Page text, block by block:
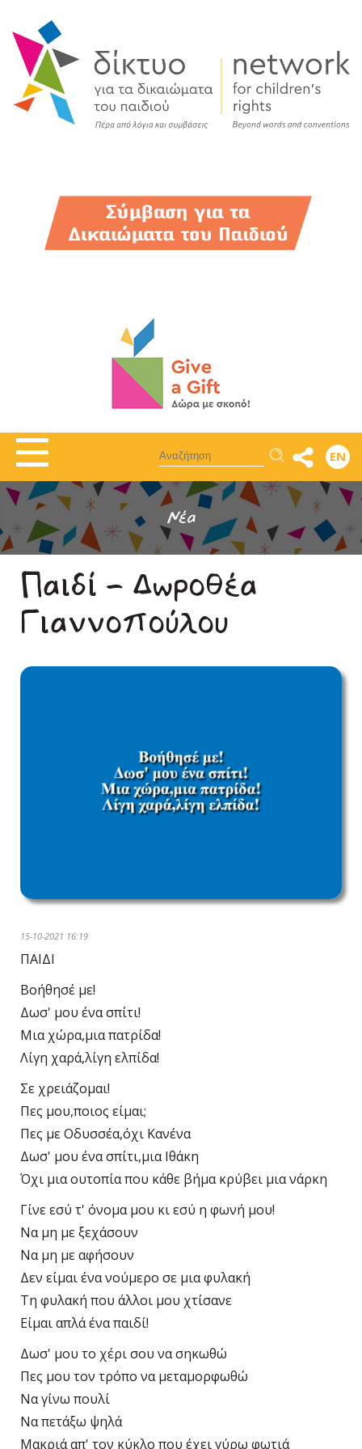
Αναζήτηση EN
Νέα
Παιδί - Δωροθέα
Γιαννοπούλου
15-10-2021 16:19
ΠΑΙΔΙ
Βοήθησέ με!
Δωσ' μου ένα σπίτι!
Μια χώρα,μια πατρίδα!
Λίγη χαρά,λίγη ελπίδα!
Σε χρειάζομαι!
Πες μου,ποιος είμαι;
Πες με Οδυσσέα,όχι Κανένα
Δωσ' μου ένα σπίτι,μια Ιθάκη
Όχι μια ουτοπία που κάθε βήμα κρύβει μια νάρκη
Γίνε εσύ τ' όνομα μου κι εσύ η φωνή μου!
Να μη με ξεχάσουν
Να μη με αφήσουν
Δεν είμαι ένα νούμερο σε μια φυλακή
Τη φυλακή που άλλοι μου χτίσανε
Είμαι απλά ένα παιδί!
Δωσ' μου το χέρι σου να σηκωθώ
Πες μου τον τρόπο να μεταμορφωθώ
Να γίνω πουλί
Να πετάξω ψηλά
Μακριά απ' τον κύκλο που έχει γύρω φωτιά